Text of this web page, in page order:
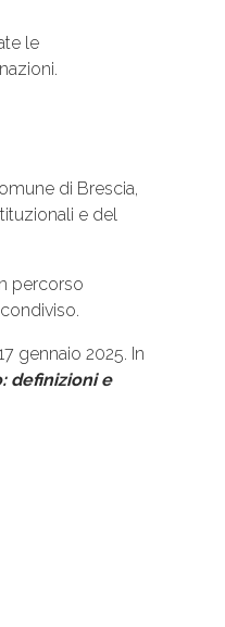
le
di Brescia,
e del
percorso
gennaio 2025. In
definizioni e